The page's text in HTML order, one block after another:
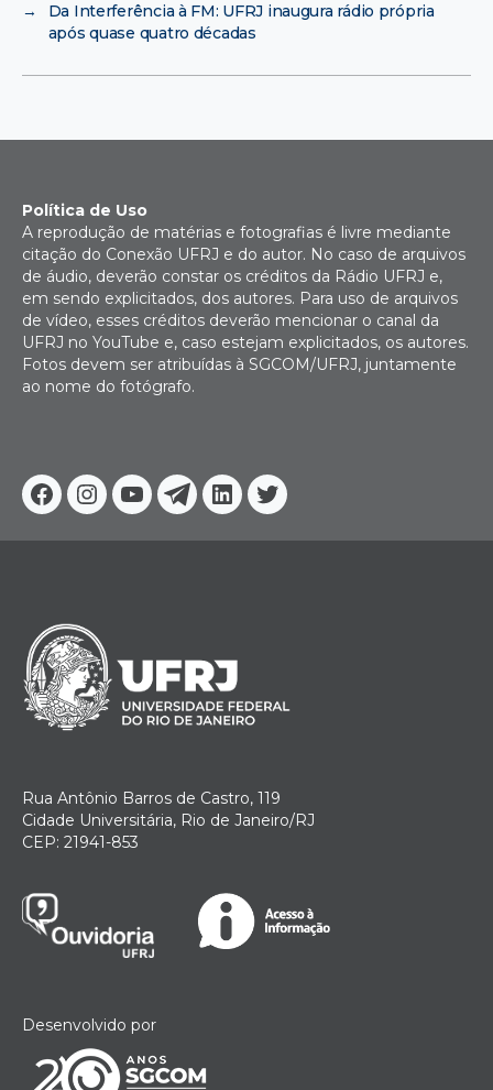
→
Da Interferência à FM: UFRJ inaugura rádio própria
após quase quatro décadas
Facebook
Instagram
YoutubeTelegram
Linkedin
Twitter
Política de Uso
A reprodução de matérias e fotografias é livre mediante
citação do Conexão UFRJ e do autor. No caso de arquivos
de áudio, deverão constar os créditos da Rádio UFRJ e,
em sendo explicitados, dos autores. Para uso de arquivos
de vídeo, esses créditos deverão mencionar o canal da
UFRJ no YouTube e, caso estejam explicitados, os autores.
Fotos devem ser atribuídas à SGCOM/UFRJ, juntamente
ao nome do fotógrafo.
Rua Antônio Barros de Castro, 119
Cidade Universitária, Rio de Janeiro/RJ
CEP: 21941-853
Desenvolvido por